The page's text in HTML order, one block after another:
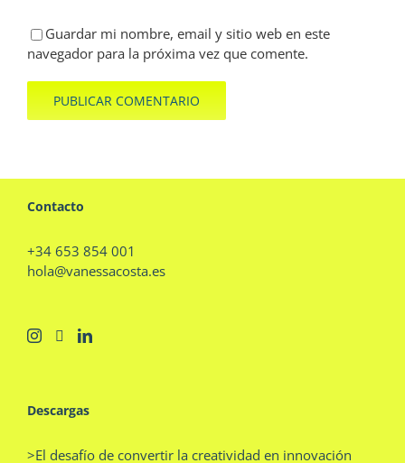
Guardar mi nombre, email y sitio web en este
navegador para la próxima vez que comente.
Contacto
+34 653 854 001
hola@vanessacosta.es
Descargas
>El desafío de convertir la creatividad en innovación